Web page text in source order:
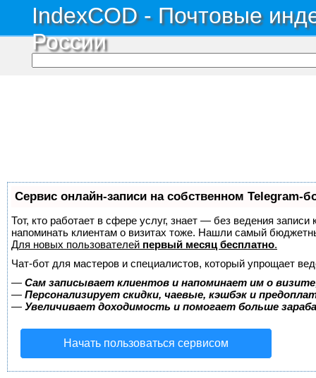
IndexCOD - Почтовые
России
Сервис онлайн-записи на собственном Telegram-
Тот, кто работает в сфере услуг, знает — без ведения
напоминать клиентам о визитах тоже. Нашли самый
Для новых пользователей первый месяц бесплатно.
Чат-бот для мастеров и специалистов, который упрощает
— Сам записывает клиентов и напоминает им о
— Персонализирует скидки, чаевые, кэшбэк и
— Увеличивает доходимость и помогает больше
Начать пользоваться сервисом